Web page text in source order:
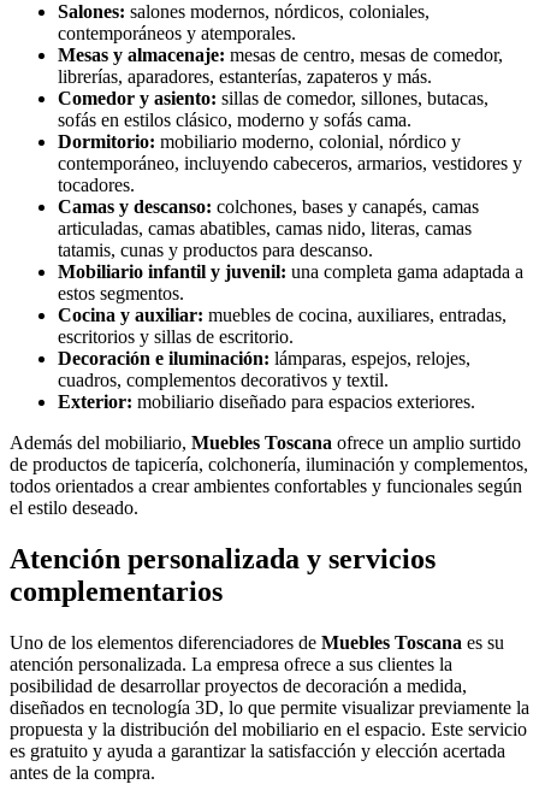
Salones: salones modernos, nórdicos, coloniales,
contemporáneos y atemporales.
Mesas y almacenaje: mesas de centro, mesas de comedor,
librerías, aparadores, estanterías, zapateros y más.
Comedor y asiento: sillas de comedor, sillones, butacas,
sofás en estilos clásico, moderno y sofás cama.
Dormitorio: mobiliario moderno, colonial, nórdico y
contemporáneo, incluyendo cabeceros, armarios, vestidores y
tocadores.
Camas y descanso: colchones, bases y canapés, camas
articuladas, camas abatibles, camas nido, literas, camas
tatamis, cunas y productos para descanso.
Mobiliario infantil y juvenil: una completa gama adaptada a
estos segmentos.
Cocina y auxiliar: muebles de cocina, auxiliares, entradas,
escritorios y sillas de escritorio.
Decoración e iluminación: lámparas, espejos, relojes,
cuadros, complementos decorativos y textil.
Exterior: mobiliario diseñado para espacios exteriores.
Además del mobiliario, Muebles Toscana ofrece un amplio surtido
de productos de tapicería, colchonería, iluminación y complementos,
todos orientados a crear ambientes confortables y funcionales según
el estilo deseado.
Atención personalizada y servicios
complementarios
Uno de los elementos diferenciadores de Muebles Toscana es su
atención personalizada. La empresa ofrece a sus clientes la
posibilidad de desarrollar proyectos de decoración a medida,
diseñados en tecnología 3D, lo que permite visualizar previamente la
propuesta y la distribución del mobiliario en el espacio. Este servicio
es gratuito y ayuda a garantizar la satisfacción y elección acertada
antes de la compra.